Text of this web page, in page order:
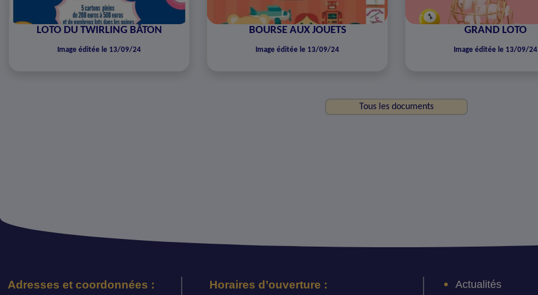
LOTO DU TWIRLING BÂTON
Image éditée le 13/09/24
BOURSE AUX JOUETS
Image éditée le 13/09/24
GRAND LOTO
Image éditée le 13/09/24
Tous les documents
Adresses et coordonnées : Horaires d’ouverture : Actualités